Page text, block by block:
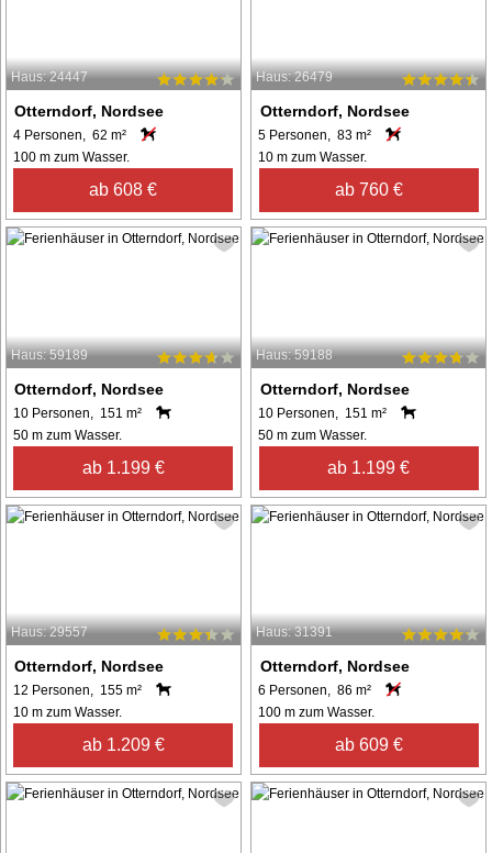
Haus: 24447
Otterndorf, Nordsee
4 Personen, 62 m²
100 m zum Wasser.
ab 608 €
Haus: 26479
Otterndorf, Nordsee
5 Personen, 83 m²
10 m zum Wasser.
ab 760 €
Haus: 59189
Otterndorf, Nordsee
10 Personen, 151 m²
50 m zum Wasser.
ab 1.199 €
Haus: 59188
Otterndorf, Nordsee
10 Personen, 151 m²
50 m zum Wasser.
ab 1.199 €
Haus: 29557
Otterndorf, Nordsee
12 Personen, 155 m²
10 m zum Wasser.
ab 1.209 €
Haus: 31391
Otterndorf, Nordsee
6 Personen, 86 m²
100 m zum Wasser.
ab 609 €